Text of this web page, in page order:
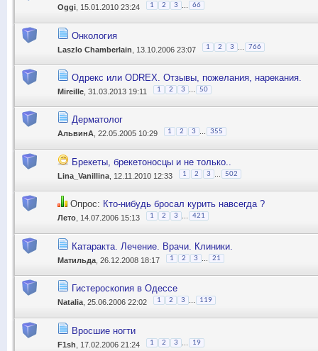
Oggi , 15.01.2010 23:24 1 2 3 66
Онкология
Laszlo Chamberlain , 13.10.2006 23:07 1 2 3 766
Одрекс или ODREX. Отзывы, пожелания, нарекания.
Mireille , 31.03.2013 19:11 1 2 3 50
Дерматолог
АльвинА , 22.05.2005 10:29 1 2 3 355
Брекеты, брекетоносцы и не только..
Lina_Vanillina , 12.11.2010 12:33 1 2 3 502
Опрос: Кто-нибудь бросал курить навсегда ?
Лето , 14.07.2006 15:13 1 2 3 421
Катаракта. Лечение. Врачи. Клиники.
Матильда , 26.12.2008 18:17 1 2 3 21
Гистероскопия в Одессе
Natalia , 25.06.2006 22:02 1 2 3 119
Вросшие ногти
F1sh , 17.02.2006 21:24 1 2 3 19